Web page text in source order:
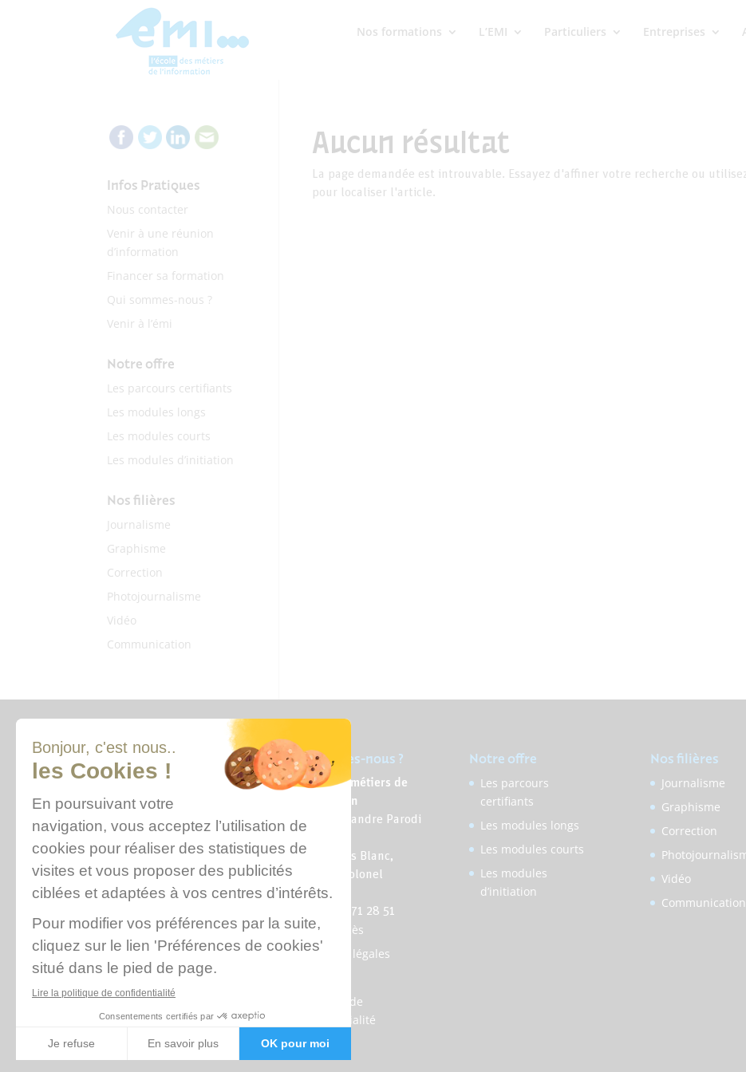
Nos formations L’EMI Particuliers Entreprises
Aucun résultat
La page demandée est introuvable. Essayez d'affiner votre recherche ou
pour localiser l'article.
Infos Pratiques
Nous contacter
Venir à une réunion
d’information
Financer sa formation
Qui sommes-nous ?
Venir à l’émi
Notre offre
Les parcours certifiants
Les modules longs
Les modules courts
Les modules d’initiation
Nos filières
Journalisme
Graphisme
Correction
Photojournalisme
Vidéo
Communication
Qui sommes-nous ?
Nous contacter
Venir à une réunion
d’information
Financer sa formation
Qui sommes-nous ?
Venir à l’émi
Où sommes-nous ?
L’école des métiers de
l’information
12, rue Alexandre Parodi
(Métro Louis Blanc,
Jaurès ou Colonel
Fabien)
Tél. : 01 89 71 28 51
Plan d’accès
Mentions légales
Politique de
confidentialité
Notre offre
Les parcours
certifiants
Les modules longs
Les modules courts
Les modules
d’initiation
Nos filières
Journalisme
Graphisme
Correction
Vidéo
Communication